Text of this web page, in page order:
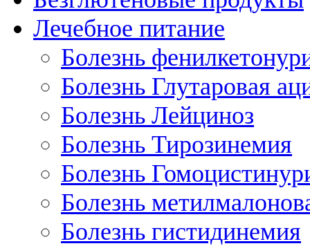
Лечебное питание
Болезнь
Болезнь Глутаровая
Болезнь Лейциноз
Болезнь Тирозинемия
Болезнь
Болезнь
Болезнь гистидинемия